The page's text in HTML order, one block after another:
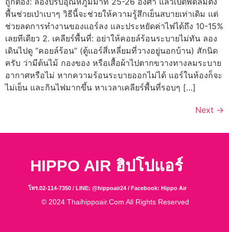
พื้นช่วยเป่าเบาๆ วิธีนี้จะช่วยให้ความรู้สึกเย็นสบายเท่าเดิม แต่
ช่วยลดการทำงานของแอร์ลง และประหยัดค่าไฟได้ถึง 10-15%
เลยทีเดียว 2. เคลียร์พื้นที่: อย่าให้คอยล์ร้อนระบายไม่ทัน ลอง
เดินไปดู “คอยล์ร้อน” (ตู้แอร์สี่เหลี่ยมที่วางอยู่นอกบ้าน) สักนิด
ครับ ว่ามีต้นไม้ กองของ หรือเสื้อผ้าไปตากขวางทางลมระบาย
อากาศหรือไม่ หากความร้อนระบายออกไม่ได้ แอร์ในห้องก็จะ
ไม่เย็น และกินไฟมากขึ้น หาเวลาเคลียร์พื้นที่รอบๆ […]
Next →
HIPPO AIR ฮิปโปแอร์
โทร.02-114-7350 / LINE: @hippoair24 / Facebook: Hippo Air
© 2024 Thaihippoair.com All Rights Reserved